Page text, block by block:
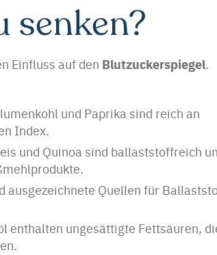
senken?
Einfluss auf den Blutzuckerspiegel.
und Paprika sind reich an
Index.
und Quinoa sind ballaststoffreich
ausgezeichnete Quellen für
enthalten ungesättigte Fettsäuren,